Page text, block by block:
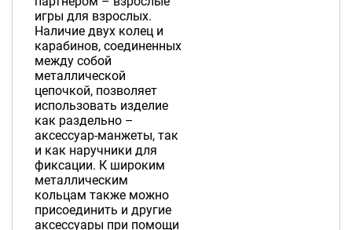
игры для взрослых.
Наличие двух колец и
карабинов, соединенных
между собой
металлической
цепочкой, позволяет
использовать изделие
как раздельно –
аксессуар-манжеты, так
и как наручники для
фиксации. К широким
металлическим
кольцам также можно
присоединить и другие
аксессуары при помощи